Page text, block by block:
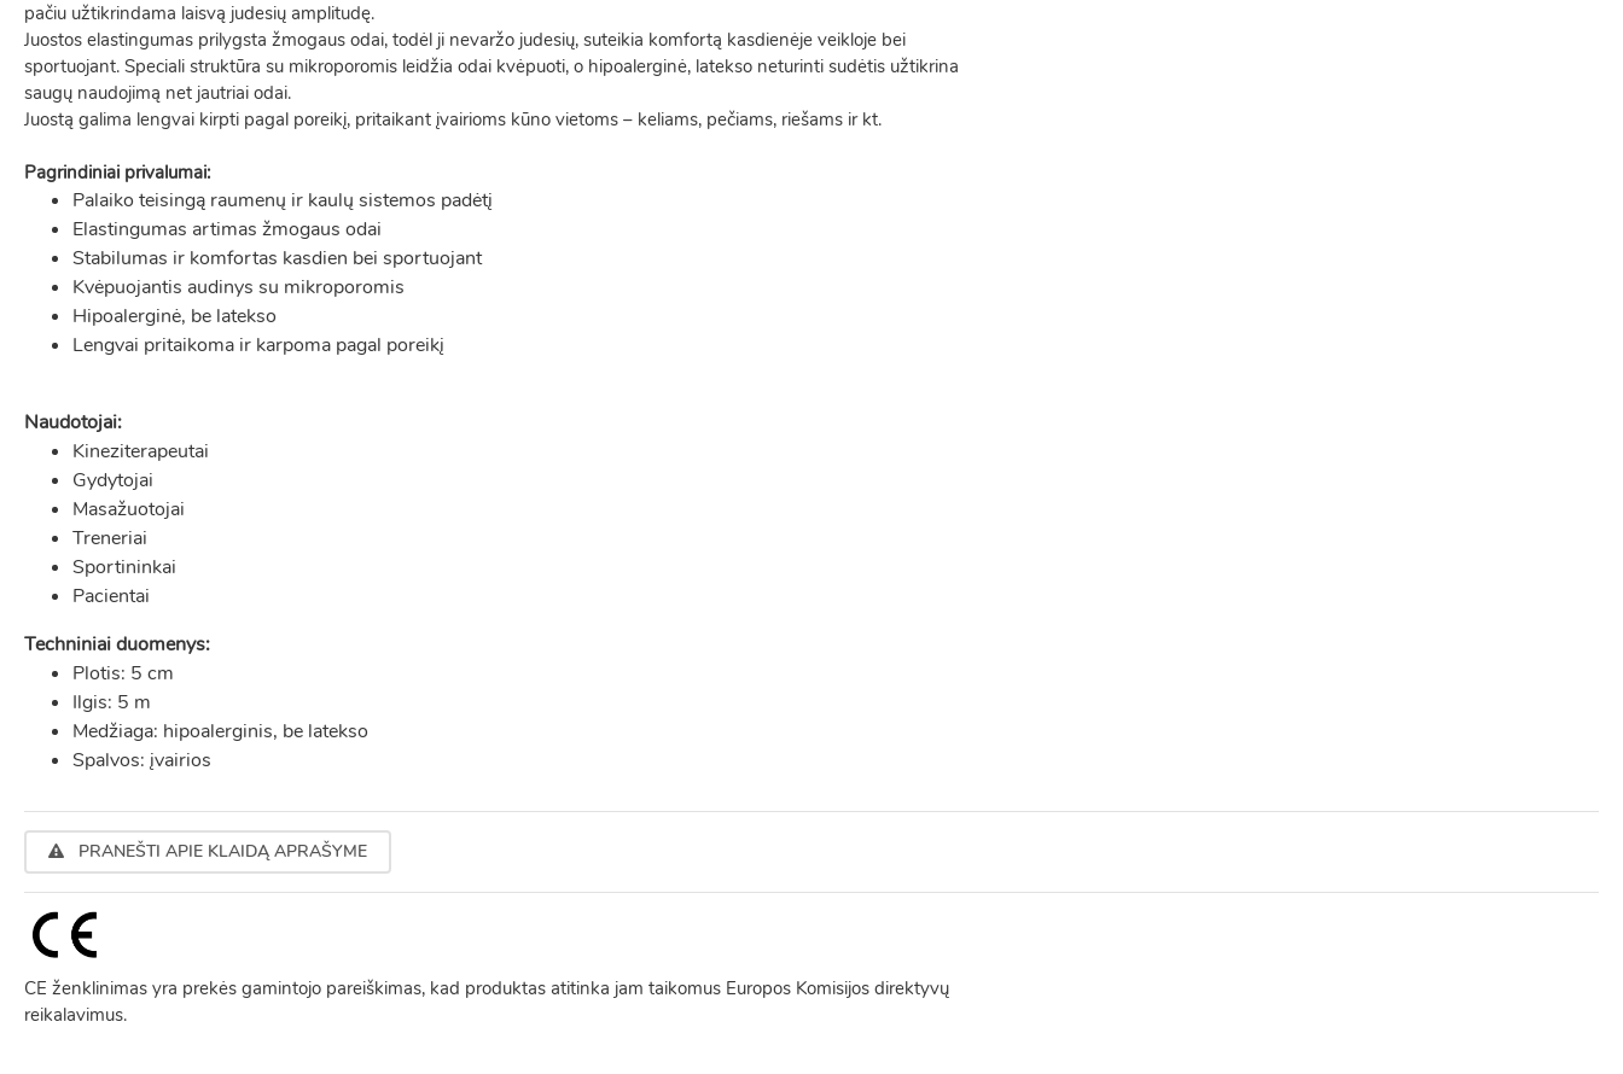
pačiu užtikrindama laisvą judesių amplitudę.
Juostos elastingumas prilygsta žmogaus odai, todėl ji nevaržo judesių, suteikia komfortą kasdienėje veikloje bei
sportuojant. Speciali struktūra su mikroporomis leidžia odai kvėpuoti, o hipoalerginė, latekso neturinti sudėtis užtikrina
saugų naudojimą net jautriai odai.
Juostą galima lengvai kirpti pagal poreikį, pritaikant įvairioms kūno vietoms – keliams, pečiams, riešams ir kt.
Pagrindiniai privalumai:
Palaiko teisingą raumenų ir kaulų sistemos padėtį
Elastingumas artimas žmogaus odai
Stabilumas ir komfortas kasdien bei sportuojant
Kvėpuojantis audinys su mikroporomis
Hipoalerginė, be latekso
Lengvai pritaikoma ir karpoma pagal poreikį
Naudotojai:
Kineziterapeutai
Gydytojai
Masažuotojai
Treneriai
Sportininkai
Pacientai
Techniniai duomenys:
Plotis: 5 cm
Ilgis: 5 m
Medžiaga: hipoalerginis, be latekso
Spalvos: įvairios
PRANEŠTI APIE KLAIDĄ APRAŠYME
CE ženklinimas yra prekės gamintojo pareiškimas, kad produktas atitinka jam taikomus Europos Komisijos direktyvų
reikalavimus.